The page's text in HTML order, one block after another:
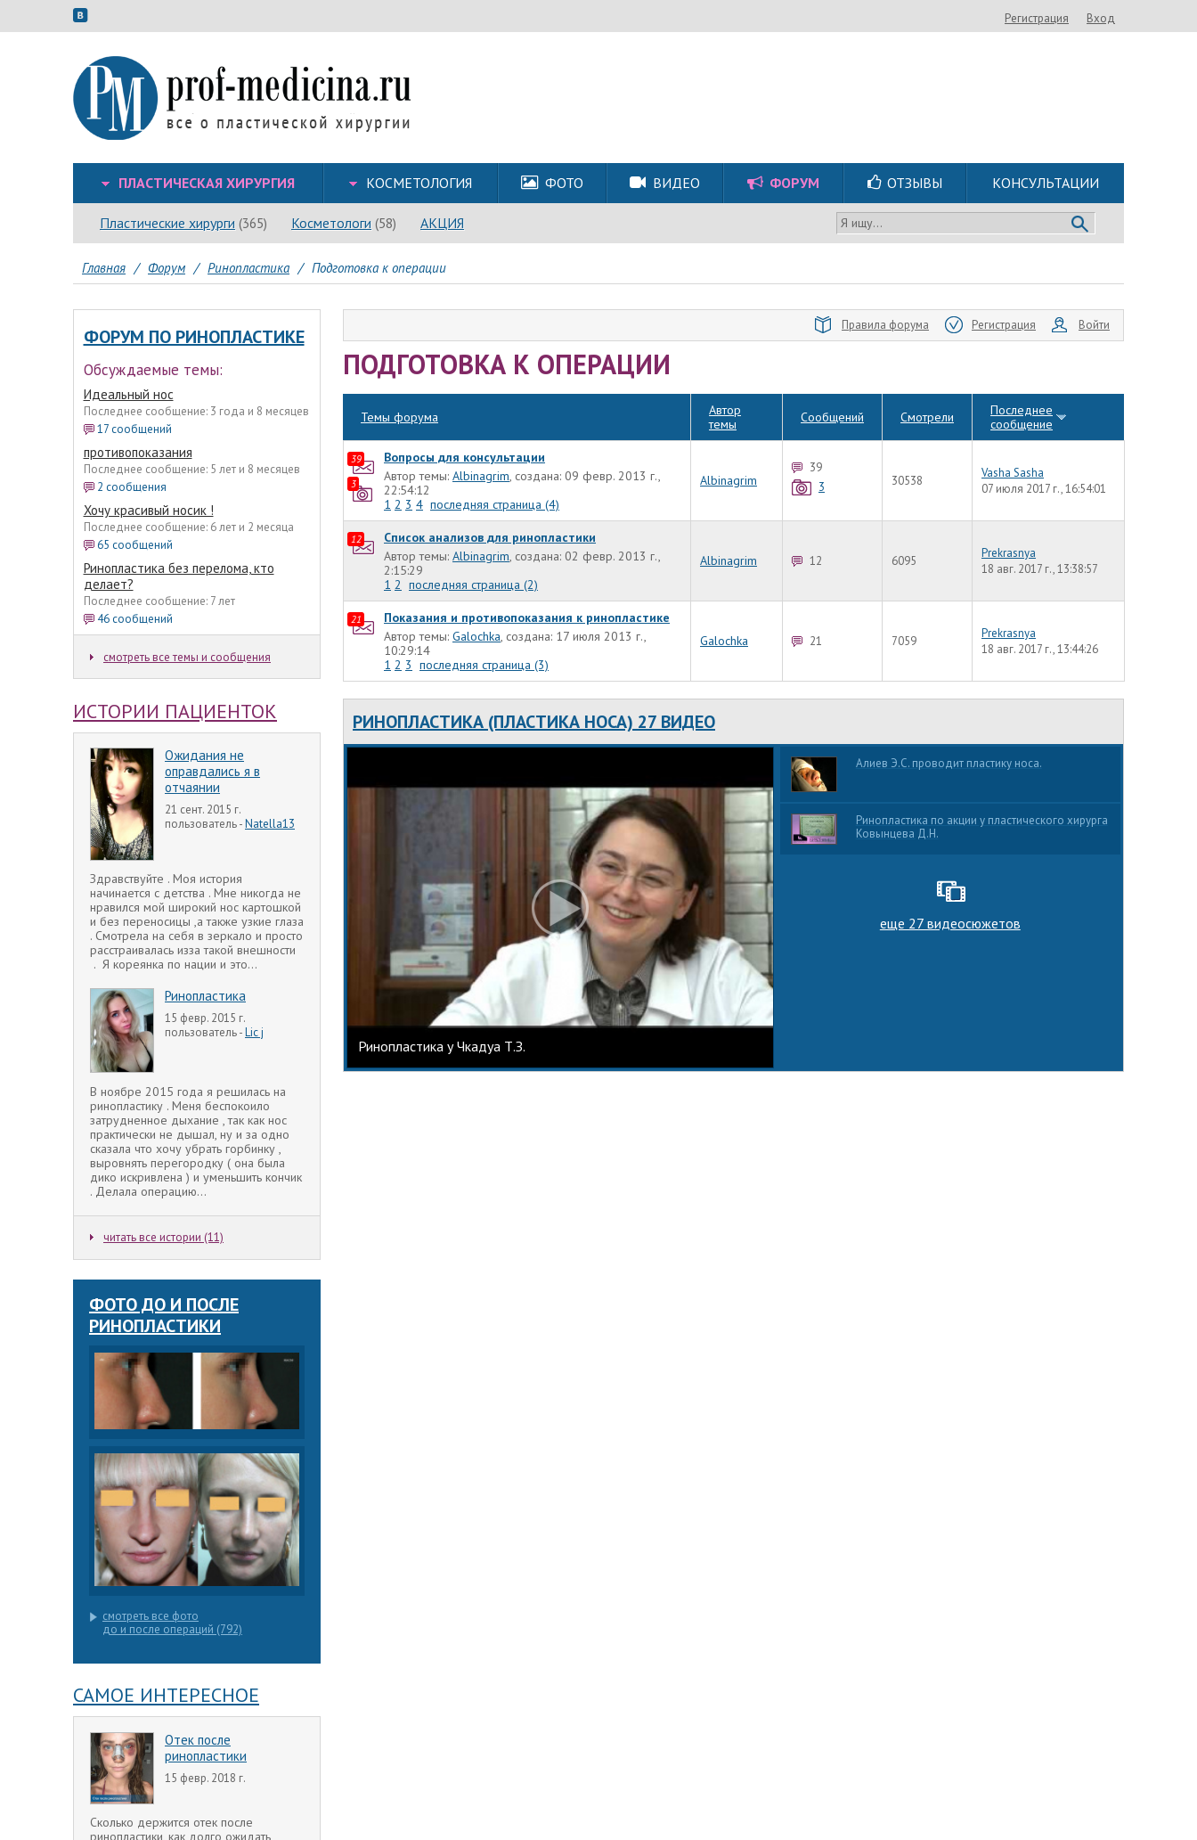
Регистрация Вход
ПЛАСТИЧЕСКАЯ ХИРУРГИЯ КОСМЕТОЛОГИЯ ФОТО ВИДЕО ФОРУМ ОТЗЫВЫ КОНСУЛЬТАЦИИ
Пластические хирурги (365) Косметологи (58) АКЦИЯ Я ищу...
Главная / Форум / Ринопластика / Подготовка к операции
ФОРУМ ПО РИНОПЛАСТИКЕ
Обсуждаемые темы:
Идеальный нос
Последнее сообщение: 3 года и 8 месяцев
17 сообщений
противопоказания
Последнее сообщение: 5 лет и 8 месяцев
2 сообщения
Хочу красивый носик !
Последнее сообщение: 6 лет и 2 месяца
65 сообщений
Ринопластика без перелома, кто
делает?
Последнее сообщение: 7 лет
46 сообщений
смотреть все темы и сообщения
ИСТОРИИ ПАЦИЕНТОК
Ожидания не
оправдались я в
отчаянии
21 сент. 2015 г.
пользователь -Natella13
Здравствуйте . Моя история
начинается с детства . Мне никогда не
нравился мой широкий нос картошкой
и без переносицы ,а также узкие глаза
. Смотрела на себя в зеркало и просто
расстраивалась изза такой внешности
. Я кореянка по нации и это...
Ринопластика
15 февр. 2015 г.
пользователь -Lic j
В ноябре 2015 года я решилась на
ринопластику . Меня беспокоило
затрудненное дыхание , так как нос
практически не дышал, ну и за одно
сказала что хочу убрать горбинку ,
выровнять перегородку ( она была
дико искривлена ) и уменьшить кончик
. Делала операцию...
читать все истории (11)
ФОТО ДО И ПОСЛЕ
РИНОПЛАСТИКИ
смотреть все фото
до и после операций (792)
САМОЕ ИНТЕРЕСНОЕ
Отек после
ринопластики
15 февр. 2018 г.
Сколько держится отек после
ринопластики, как долго ожидать
Правила форума Регистрация Войти
ПОДГОТОВКА К ОПЕРАЦИИ
Темы форума
Автор
темы
Сообщений Смотрели
Последнее
сообщение
Вопросы для консультации
Автор темы: Albinagrim, создана: 09 февр. 2013 г.,
22:54:12
1 2 3 4 последняя страница (4)
39
3
Albinagrim
39
3
30538
Vasha Sasha
07 июля 2017 г., 16:54:01
Список анализов для ринопластики
Автор темы: Albinagrim, создана: 02 февр. 2013 г.,
2:15:29
1 2 последняя страница (2)
12
Albinagrim 12 6095
Prekrasnya
18 авг. 2017 г., 13:38:57
Показания и противопоказания к ринопластике
Автор темы: Galochka, создана: 17 июля 2013 г.,
10:29:14
1 2 3 последняя страница (3)
21
Galochka 21 7059
Prekrasnya
18 авг. 2017 г., 13:44:26
РИНОПЛАСТИКА (ПЛАСТИКА НОСА) 27 ВИДЕО
Ринопластика у Чкадуа Т.З.
Алиев Э.С. проводит пластику носа.
Ринопластика по акции у пластического хирурга
Ковынцева Д.Н.
еще 27 видеосюжетов